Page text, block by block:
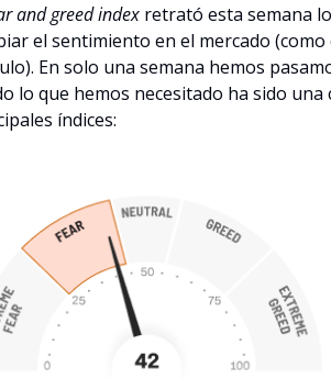
and greed index retrató esta semana
el sentimiento en el mercado
En solo una semana hemos
lo que hemos necesitado ha sido una
índices: